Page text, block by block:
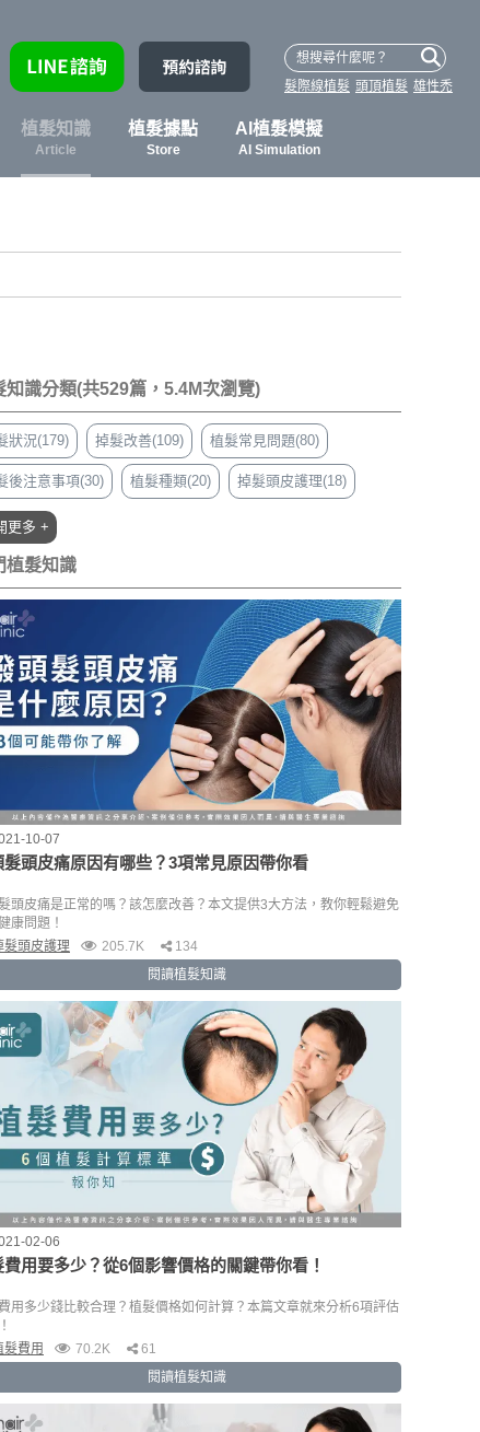
髮際線植髮 頭頂植髮 雄性禿
植髮知識
Article
植髮據點
Store
AI植髮模擬
AI Simulation
知識分類(共529篇，5.4M次瀏覽)
狀況(179) 掉髮改善(109) 植髮常見問題(80)
後注意事項(30) 植髮種類(20) 掉髮頭皮護理(18)
條件(15)
費用(11)
保養(5) 植髮飲食(3)
更多 +
植髮知識
10-07
髮頭皮痛原因有哪些？3項常見原因帶你看
頭皮痛是正常的嗎？該怎麼改善？本文提供3大方法，教你輕鬆避免
康問題！
髮頭皮護理
205.7K
134
閱讀植髮知識
02-06
費用要多少？從6個影響價格的關鍵帶你看！
用多少錢比較合理？植髮價格如何計算？本篇文章就來分析6項評估
髮費用
70.2K
61
閱讀植髮知識